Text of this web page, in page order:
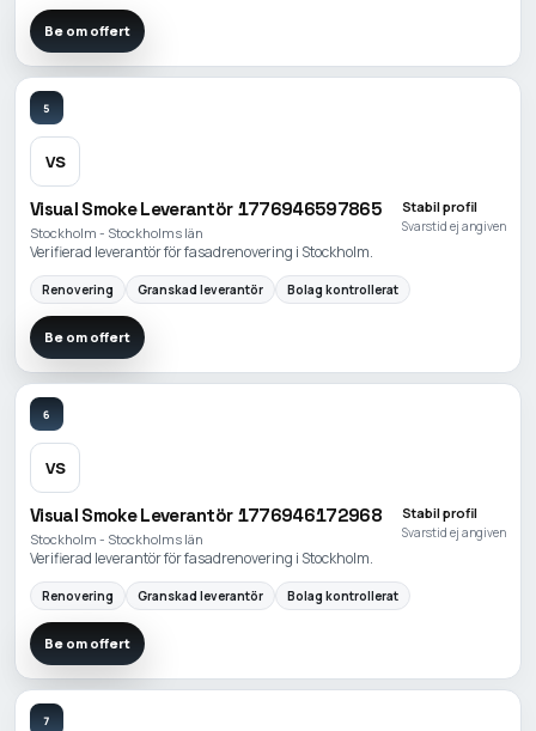
Be om offert
5
VS
Visual Smoke Leverantör 1776946597865
Stockholm - Stockholms län
Stabil profil
Svarstid ej angiven
Verifierad leverantör för fasadrenovering i Stockholm.
Renovering Granskad leverantör Bolag kontrollerat
Be om offert
6
VS
Visual Smoke Leverantör 1776946172968
Stockholm - Stockholms län
Stabil profil
Svarstid ej angiven
Verifierad leverantör för fasadrenovering i Stockholm.
Renovering Granskad leverantör Bolag kontrollerat
Be om offert
7